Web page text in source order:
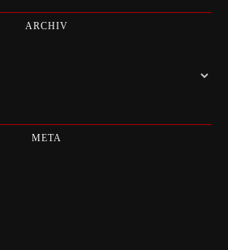
ARCHIV
META